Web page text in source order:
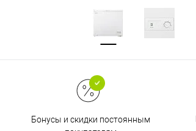
Бонусы и скидки постоянным